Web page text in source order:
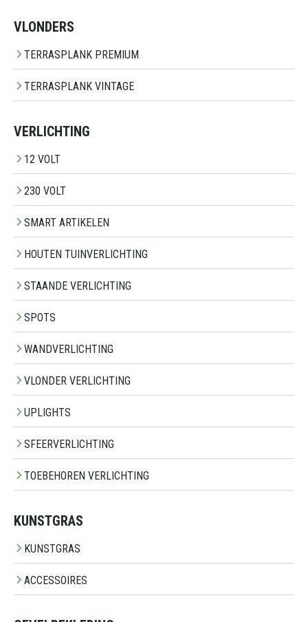
VLONDERS
TERRASPLANK PREMIUM
TERRASPLANK VINTAGE
VERLICHTING
12 VOLT
230 VOLT
SMART ARTIKELEN
HOUTEN TUINVERLICHTING
STAANDE VERLICHTING
SPOTS
WANDVERLICHTING
VLONDER VERLICHTING
UPLIGHTS
SFEERVERLICHTING
TOEBEHOREN VERLICHTING
KUNSTGRAS
KUNSTGRAS
ACCESSOIRES